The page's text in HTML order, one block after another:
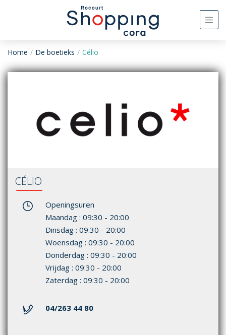
Home De boetieks Célio
CÉLIO
Openingsuren
Maandag : 09:30 - 20:00
Dinsdag : 09:30 - 20:00
Woensdag : 09:30 - 20:00
Donderdag : 09:30 - 20:00
Vrijdag : 09:30 - 20:00
Zaterdag : 09:30 - 20:00
04/263 44 80